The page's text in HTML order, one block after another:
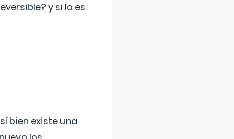
y si lo es
bien existe una